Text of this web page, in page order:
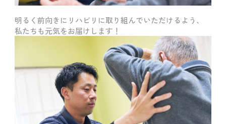
明るく前向きにリハビリに取り組んでいただけるよう、
私たちも元気をお届けします！